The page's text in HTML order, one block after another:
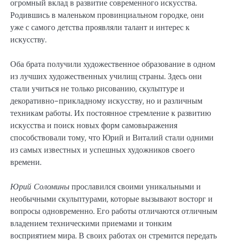
огромный вклад в развитие современного искусства.
Родившись в маленьком провинциальном городке, они
уже с самого детства проявляли талант и интерес к
искусству.
Оба брата получили художественное образование в одном
из лучших художественных училищ страны. Здесь они
стали учиться не только рисованию, скульптуре и
декоративно-прикладному искусству, но и различным
техникам работы. Их постоянное стремление к развитию
искусства и поиск новых форм самовыражения
способствовали тому, что Юрий и Виталий стали одними
из самых известных и успешных художников своего
времени.
Юрий Соломиныпрославился своими уникальными и
необычными скульптурами, которые вызывают восторг и
вопросы одновременно. Его работы отличаются отличным
владением техническими приемами и тонким
восприятием мира. В своих работах он стремится передать